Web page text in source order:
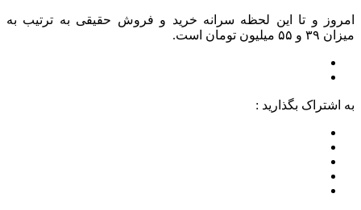
امروز و تا این لحظه سرانه خرید و فروش حقیقی به ترتیب به
میزان ۳۹ و ۵۵ میلیون تومان است.
به اشتراک بگذارید :